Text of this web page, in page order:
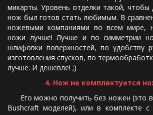
микарты. Уровень отделки такой, чтобы
нож был готов стать любимым. В
ножевыми компаниями во всем мире,
ножи лучше! Лучше и по симметрии
шлифовки поверхностей, по удобству
изготовления спусков, по
лучше. И дешевле! ;)
4. Нож не комплектуется
Его можно получить без ножен (это
Bushcraft моделей), или в комплекте